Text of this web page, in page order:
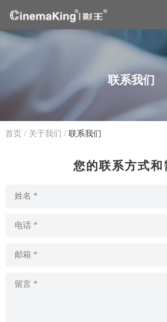
联系我们
首页 / 关于我们 / 联系我们
您的联系方式和